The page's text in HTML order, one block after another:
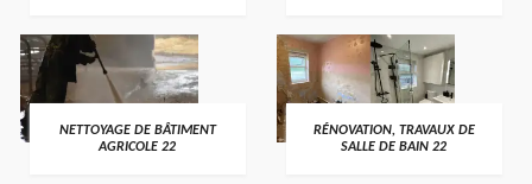
NETTOYAGE DE BÂTIMENT
AGRICOLE 22
RÉNOVATION, TRAVAUX DE
SALLE DE BAIN 22